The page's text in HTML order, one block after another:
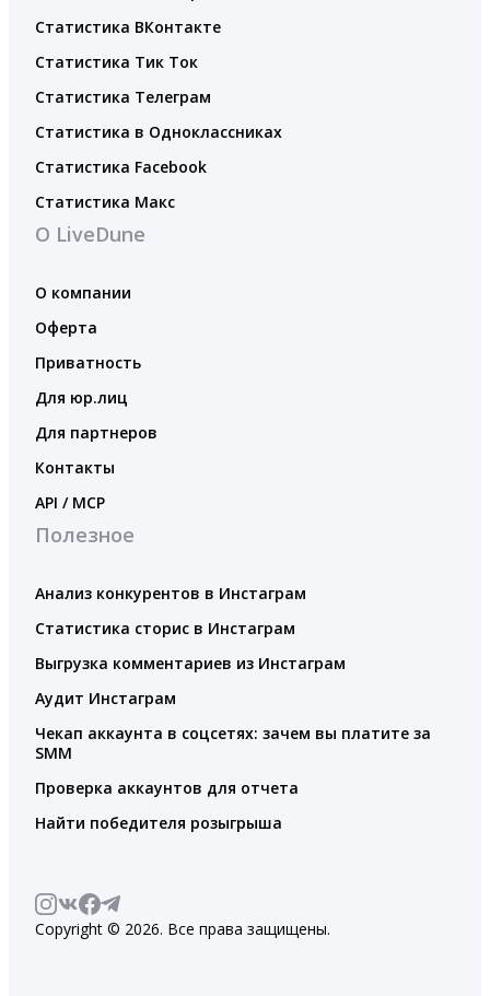
Статистика ВКонтакте
Статистика Тик Ток
Статистика Телеграм
Статистика в Одноклассниках
Статистика Facebook
Статистика Макс
О LiveDune
О компании
Оферта
Приватность
Для юр.лиц
Для партнеров
Контакты
API / MCP
Полезное
Анализ конкурентов в Инстаграм
Статистика сторис в Инстаграм
Выгрузка комментариев из Инстаграм
Аудит Инстаграм
Чекап аккаунта в соцсетях: зачем вы платите за
SMM
Проверка аккаунтов для отчета
Найти победителя розыгрыша
Copyright © 2026. Все права защищены.